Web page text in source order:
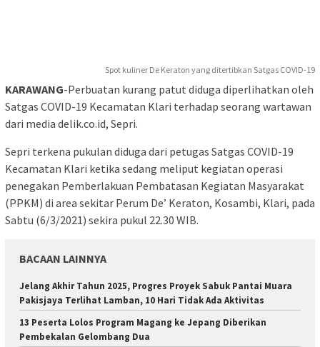
Spot kuliner De Keraton yang ditertibkan Satgas COVID-19
KARAWANG-Perbuatan kurang patut diduga diperlihatkan oleh
Satgas COVID-19 Kecamatan Klari terhadap seorang wartawan
dari media delik.co.id, Sepri.
Sepri terkena pukulan diduga dari petugas Satgas COVID-19
Kecamatan Klari ketika sedang meliput kegiatan operasi
penegakan Pemberlakuan Pembatasan Kegiatan Masyarakat
(PPKM) di area sekitar Perum De’ Keraton, Kosambi, Klari, pada
Sabtu (6/3/2021) sekira pukul 22.30 WIB.
BACAAN LAINNYA
Jelang Akhir Tahun 2025, Progres Proyek Sabuk Pantai Muara
Pakisjaya Terlihat Lamban, 10 Hari Tidak Ada Aktivitas
13 Peserta Lolos Program Magang ke Jepang Diberikan
Pembekalan Gelombang Dua